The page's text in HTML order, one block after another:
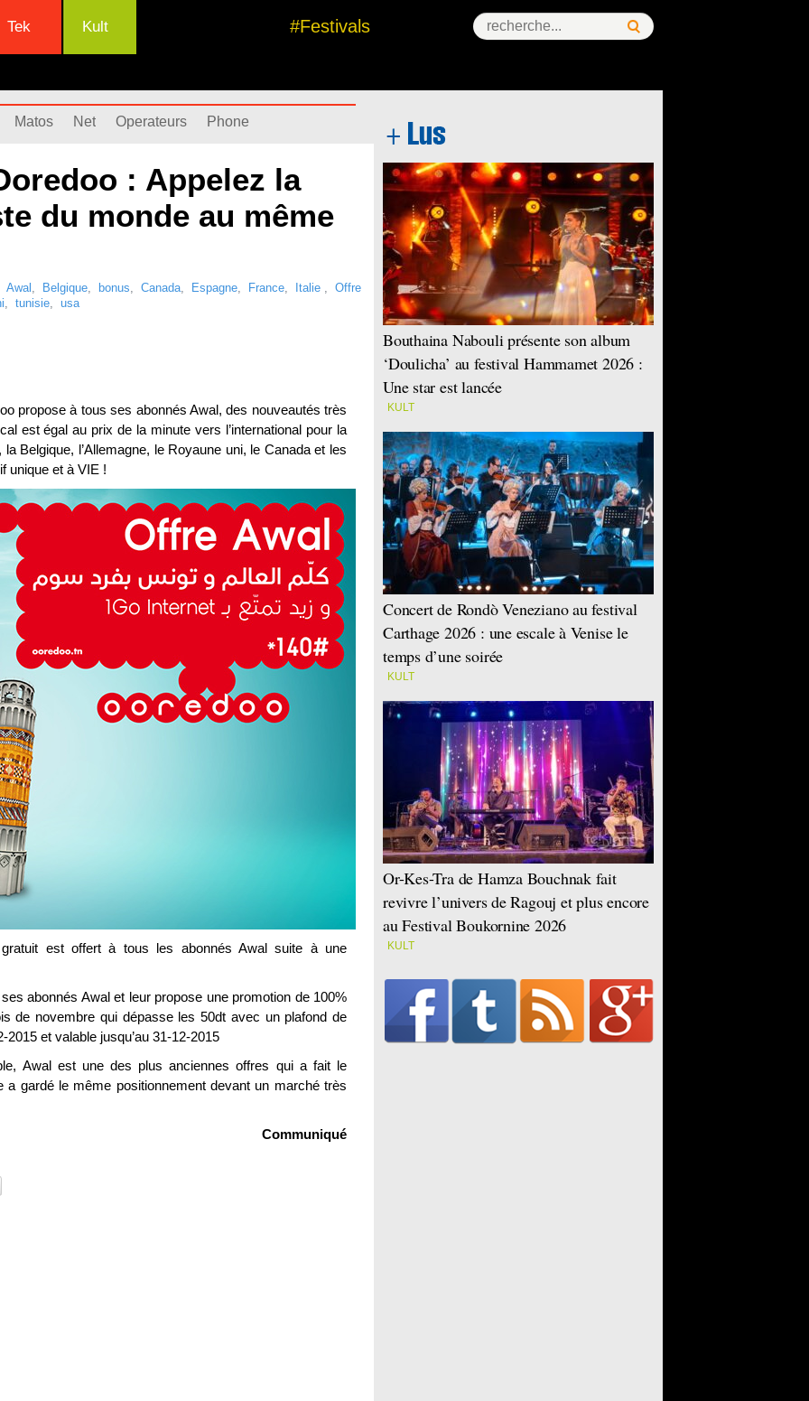
Tek Kult #Festivals
Matos Net Operateurs Phone
: Appelez la
du monde au même
Awal , Belgique, bonus, Canada, Espagne, France, Italie , Offre
, tunisie, usa
propose à tous ses abonnés Awal, des nouveautés très
est égal au prix de la minute vers l’international pour la
la Belgique, l’Allemagne, le Royaune uni, le Canada et les
unique et à VIE !
est offert à tous les abonnés Awal suite à une
abonnés Awal et leur propose une promotion de 100%
de novembre qui dépasse les 50dt avec un plafond de
et valable jusqu’au 31-12-2015
Awal est une des plus anciennes offres qui a fait le
gardé le même positionnement devant un marché très
Communiqué
Bouthaina Nabouli présente son album
‘Doulicha’ au festival Hammamet 2026 :
Une star est lancée
KULT
Concert de Rondò Veneziano au festival
Carthage 2026 : une escale à Venise le
temps d’une soirée
KULT
Or-Kes-Tra de Hamza Bouchnak fait
revivre l’univers de Ragouj et plus encore
au Festival Boukornine 2026
KULT